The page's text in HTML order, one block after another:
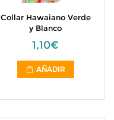
Collar Hawaiano Verde
y Blanco
1,10€
AÑADIR